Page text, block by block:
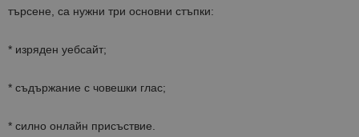
търсене, са нужни три основни стъпки:
* изряден уебсайт;
* съдържание с човешки глас;
* силно онлайн присъствие.